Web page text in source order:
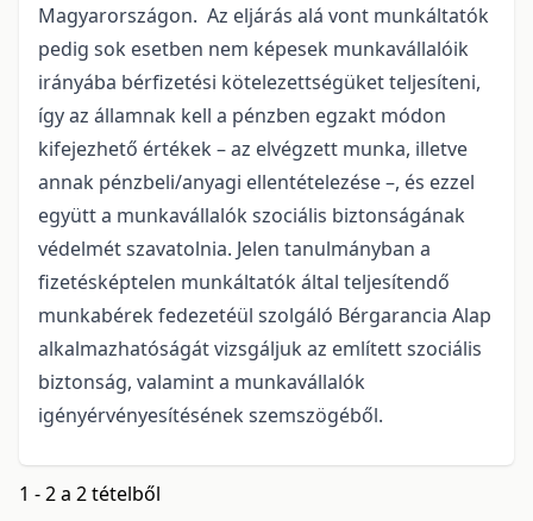
Magyarországon. Az eljárás alá vont munkáltatók
pedig sok esetben nem képesek munkavállalóik
irányába bérfizetési kötelezettségüket teljesíteni,
így az államnak kell a pénzben egzakt módon
kifejezhető értékek – az elvégzett munka, illetve
annak pénzbeli/anyagi ellentételezése –, és ezzel
együtt a munkavállalók szociális biztonságának
védelmét szavatolnia. Jelen tanulmányban a
fizetésképtelen munkáltatók által teljesítendő
munkabérek fedezetéül szolgáló Bérgarancia Alap
alkalmazhatóságát vizsgáljuk az említett szociális
biztonság, valamint a munkavállalók
igényérvényesítésének szemszögéből.
1 - 2 a 2 tételből